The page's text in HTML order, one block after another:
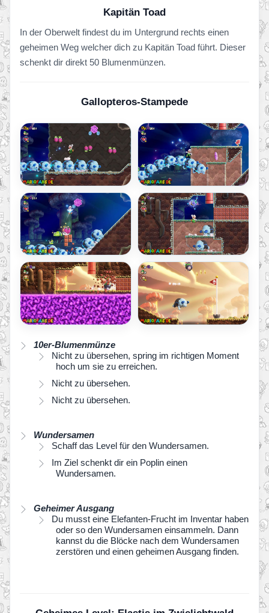
Kapitän Toad
In der Oberwelt findest du im Untergrund rechts einen
geheimen Weg welcher dich zu Kapitän Toad führt. Dieser
schenkt dir direkt 50 Blumenmünzen.
Gallopteros-Stampede
10er-Blumenmünze
Nicht zu übersehen, spring im richtigen Moment
hoch um sie zu erreichen.
Nicht zu übersehen.
Nicht zu übersehen.
Wundersamen
Schaff das Level für den Wundersamen.
Im Ziel schenkt dir ein Poplin einen
Wundersamen.
Geheimer Ausgang
Du musst eine Elefanten-Frucht im Inventar haben
oder so den Wundersamen einsammeln. Dann
kannst du die Blöcke nach dem Wundersamen
zerstören und einen geheimen Ausgang finden.